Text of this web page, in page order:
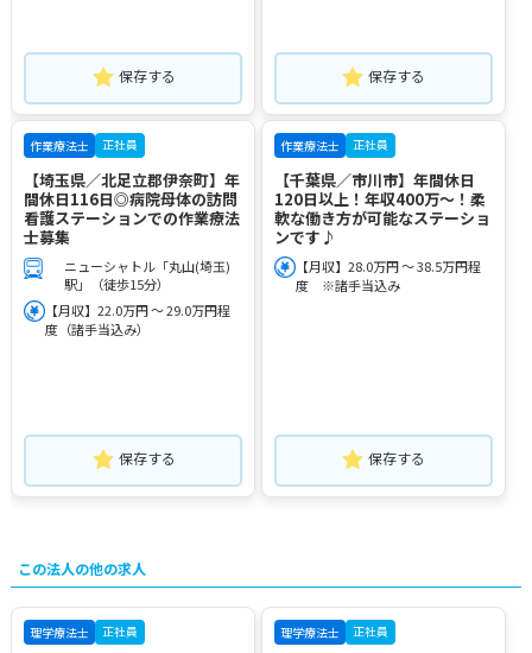
保存する 保存する
作業療法士 正社員
【埼玉県／北足立郡伊奈町】年
間休日116日◎病院母体の訪問
看護ステーションでの作業療法
士募集
ニューシャトル「丸山(埼玉)
駅」（徒歩15分）
【月収】22.0万円 ～ 29.0万円程
度（諸手当込み）
保存する
作業療法士 正社員
【千葉県／市川市】年間休日
120日以上！年収400万～！柔
軟な働き方が可能なステーショ
ンです♪
【月収】28.0万円 ～ 38.5万円程
度 ※諸手当込み
保存する
この法人の他の求人
理学療法士 正社員 理学療法士 正社員